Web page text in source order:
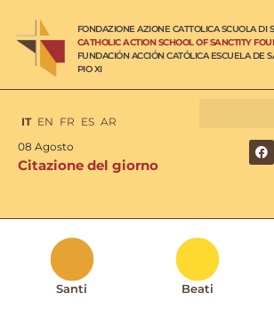
FONDAZIONE AZIONE CATTOLICA SCUOLA DI
CATHOLIC ACTION SCHOOL OF SANCTITY
FUNDACIÓN ACCIÓN CATÓLICA ESCUELA DE
PIO XI
IT EN FR ES AR
08 Agosto
Citazione del giorno
Santi Beati